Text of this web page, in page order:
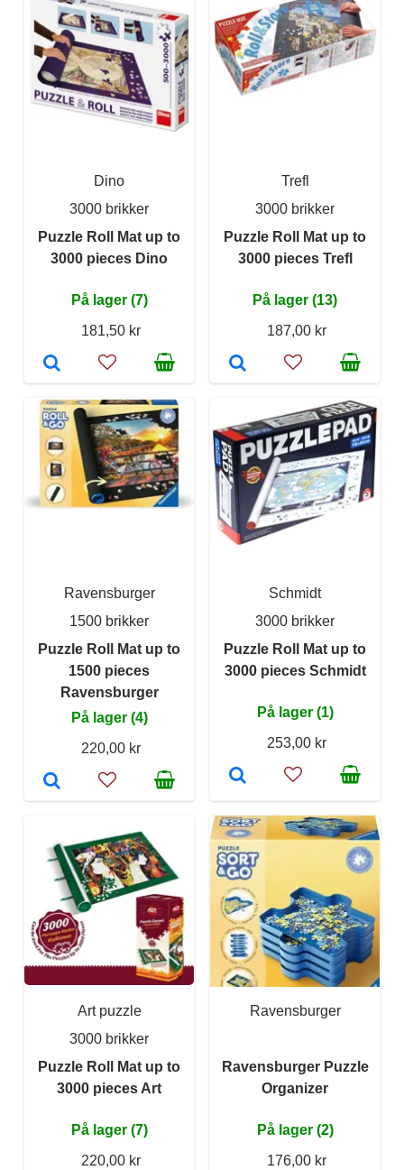
Dino
3000 brikker
Puzzle Roll Mat up to
3000 pieces Dino
På lager (7)
181,50 kr
Trefl
3000 brikker
Puzzle Roll Mat up to
3000 pieces Trefl
På lager (13)
187,00 kr
Ravensburger
1500 brikker
Puzzle Roll Mat up to
1500 pieces
Ravensburger
På lager (4)
220,00 kr
Schmidt
3000 brikker
Puzzle Roll Mat up to
3000 pieces Schmidt
På lager (1)
253,00 kr
Art puzzle
3000 brikker
Puzzle Roll Mat up to
3000 pieces Art
På lager (7)
220,00 kr
Ravensburger
Ravensburger Puzzle
Organizer
På lager (2)
176,00 kr